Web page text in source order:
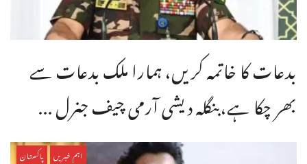
بدعات کا خاتمہ کریں، ہمارا ملک بدعات سے
بھر چکا ہے،بنگله دیشی آرمی چیف جنرل ...
اہم خبریں پاکستان